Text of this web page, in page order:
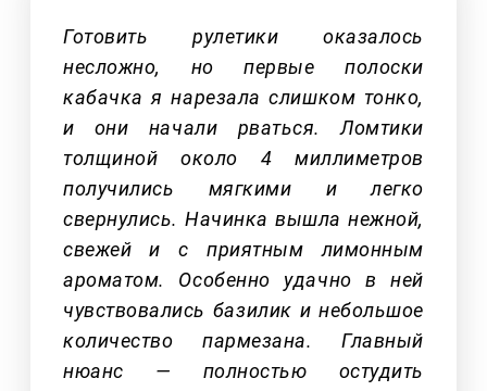
Готовить рулетики оказалось
несложно, но первые полоски
кабачка я нарезала слишком тонко,
и они начали рваться. Ломтики
толщиной около 4 миллиметров
получились мягкими и легко
свернулись. Начинка вышла нежной,
свежей и с приятным лимонным
ароматом. Особенно удачно в ней
чувствовались базилик и небольшое
количество пармезана. Главный
нюанс — полностью остудить